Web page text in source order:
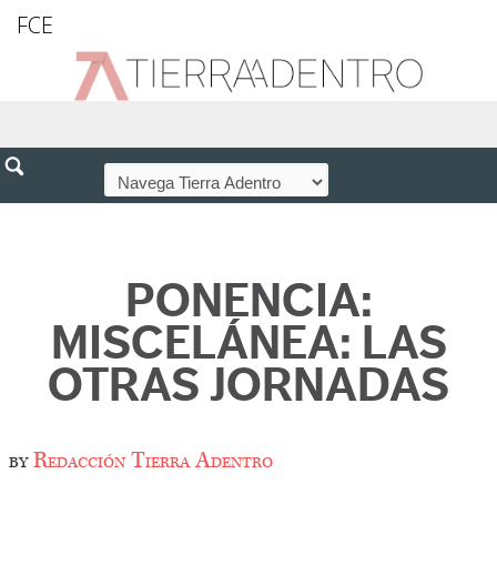
FCE
PONENCIA:
MISCELÁNEA: LAS
OTRAS JORNADAS
byRedacción Tierra Adentro